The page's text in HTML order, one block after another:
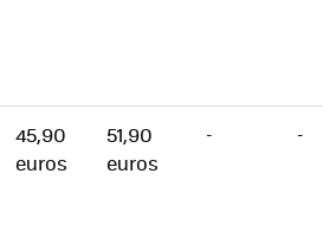
45,90
euros
51,90
euros
- -